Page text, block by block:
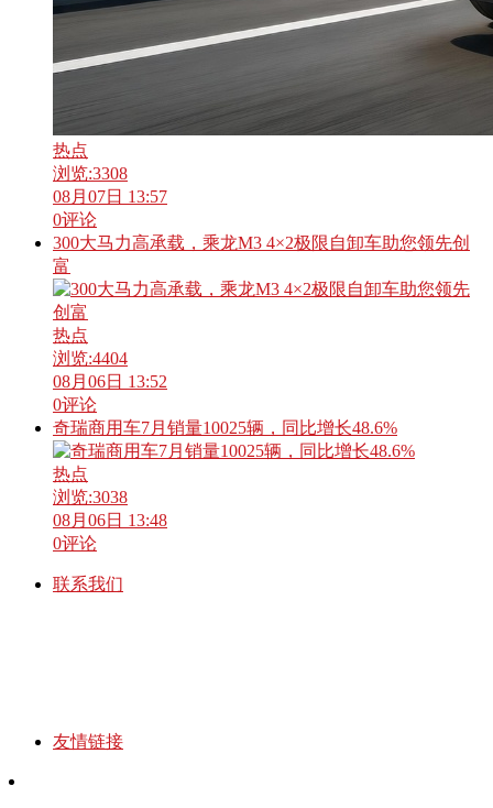
热点
浏览:3308
08月07日 13:57
0评论
300大马力高承载，乘龙M3 4×2极限自卸车助您领先创
富
热点
浏览:4404
08月06日 13:52
0评论
奇瑞商用车7月销量10025辆，同比增长48.6%
热点
浏览:3038
08月06日 13:48
0评论
联系我们
友情链接